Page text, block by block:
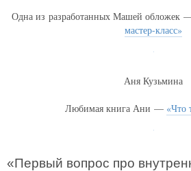
Одна из разработанных Машей обложек
мастер-класс»
Аня Кузьмина
Любимая книга Ани — «Что
«Первый вопрос про